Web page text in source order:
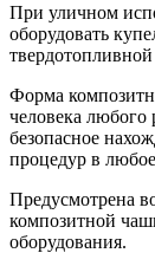
При уличном
оборудовать
Форма
человека любого
безопасное
процедур в
Предусмотрена
композитной
оборудования.